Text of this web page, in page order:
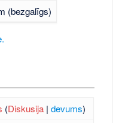
(bezgalīgs)
(Diskusija| devums)